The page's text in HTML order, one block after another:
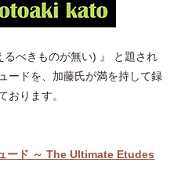
るべきものが無い) 』 と題され
ードを、加藤氏が満を持して録
おります。
ード ～ The Ultimate Etudes